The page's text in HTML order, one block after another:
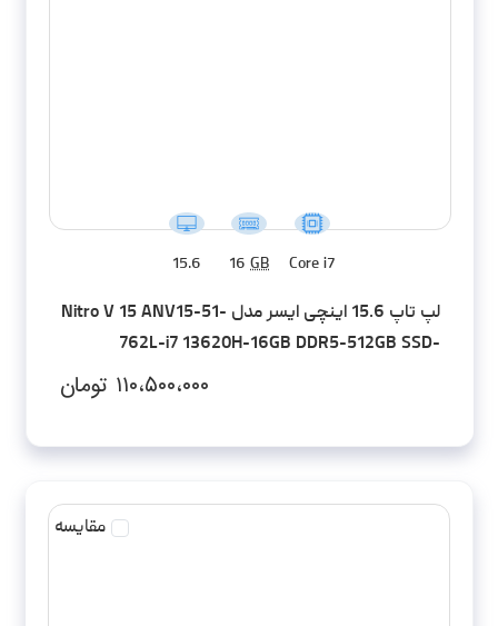
Core i7
16 GB
15.6
لپ تاپ 15.6 اینچی ایسر مدل Nitro V 15 ANV15-51-
762L-i7 13620H-16GB DDR5-512GB SSD-
۱۱۰،۵۰۰،۰۰۰ تومان
مقایسه